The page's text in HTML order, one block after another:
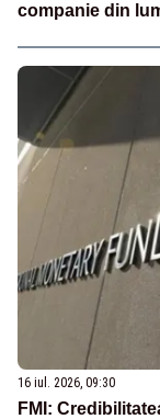
companie din
16 iul. 2026, 09:30
FMI: